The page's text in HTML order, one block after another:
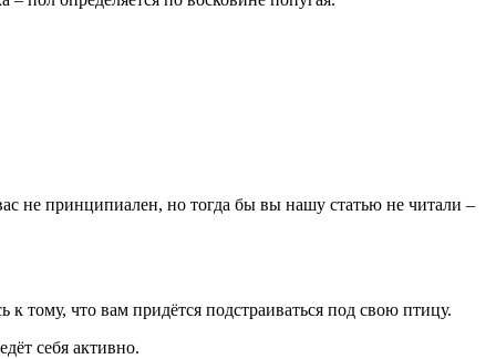
не принципиален, но тогда бы вы нашу статью не читали –
тому, что вам придётся подстраиваться под свою птицу.
себя активно.